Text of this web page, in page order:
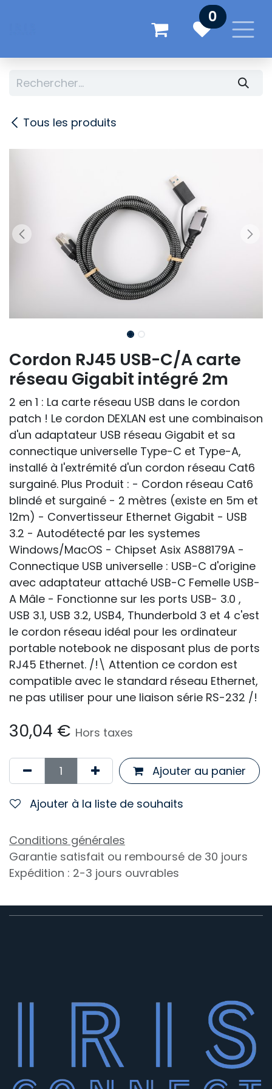
0
Tous les produits
Cordon RJ45 USB-C/A carte
réseau Gigabit intégré 2m
2 en 1 : La carte réseau USB dans le cordon
patch ! Le cordon DEXLAN est une combinaison
d'un adaptateur USB réseau Gigabit et sa
connectique universelle Type-C et Type-A,
installé à l'extrémité d'un cordon réseau Cat6
surgainé. Plus Produit : - Cordon réseau Cat6
blindé et surgainé - 2 mètres (existe en 5m et
12m) - Convertisseur Ethernet Gigabit - USB
3.2 - Autodétecté par les systemes
Windows/MacOS - Chipset Asix AS88179A -
Connectique USB universelle : USB-C d'origine
avec adaptateur attaché USB-C Femelle USB-
A Mâle - Fonctionne sur les ports USB- 3.0 ,
USB 3.1, USB 3.2, USB4, Thunderbold 3 et 4 c'est
le cordon réseau idéal pour les ordinateur
portable notebook ne disposant plus de ports
RJ45 Ethernet. /!\ Attention ce cordon est
compatible avec le standard réseau Ethernet,
ne pas utiliser pour une liaison série RS-232 /!
30,04 € Hors taxes
Ajouter au panier
Ajouter à la liste de souhaits
Conditions générales
Garantie satisfait ou remboursé de 30 jours
Expédition : 2-3 jours ouvrables